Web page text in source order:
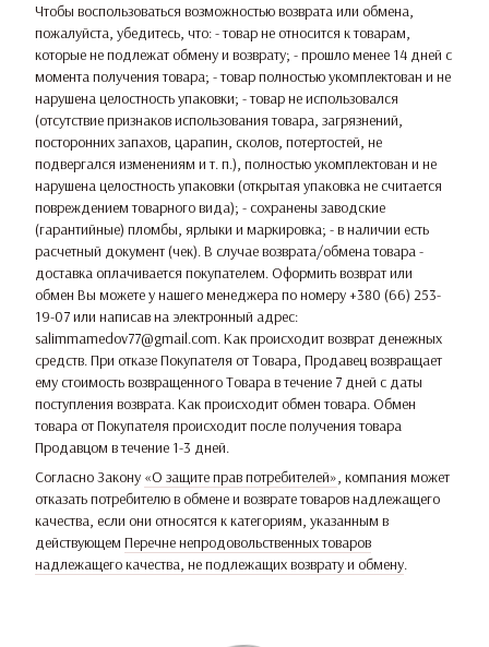
Чтобы воспользоваться возможностью возврата или обмена,
пожалуйста, убедитесь, что: - товар не относится к товарам,
которые не подлежат обмену и возврату; - прошло менее 14 дней с
момента получения товара; - товар полностью укомплектован и не
нарушена целостность упаковки; - товар не использовался
(отсутствие признаков использования товара, загрязнений,
посторонних запахов, царапин, сколов, потертостей, не
подвергался изменениям и т. п.), полностью укомплектован и не
нарушена целостность упаковки (открытая упаковка не считается
повреждением товарного вида); - сохранены заводские
(гарантийные) пломбы, ярлыки и маркировка; - в наличии есть
расчетный документ (чек). В случае возврата/обмена товара -
доставка оплачивается покупателем. Оформить возврат или
обмен Вы можете у нашего менеджера по номеру +380 (66) 253-
19-07 или написав на электронный адрес:
salimmamedov77@gmail.com. Как происходит возврат денежных
средств. При отказе Покупателя от Товара, Продавец возвращает
ему стоимость возвращенного Товара в течение 7 дней с даты
поступления возврата. Как происходит обмен товара. Обмен
товара от Покупателя происходит после получения товара
Продавцом в течение 1-3 дней.
Согласно Закону «О защите прав потребителей», компания может
отказать потребителю в обмене и возврате товаров надлежащего
качества, если они относятся к категориям, указанным в
действующем Перечне непродовольственных товаров
надлежащего качества, не подлежащих возврату и обмену.